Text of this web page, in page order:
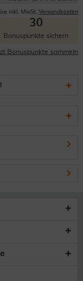
inkl. MwSt. Versandkosten
30
Bonuspunkte sichern
Bonuspunkte sammeln